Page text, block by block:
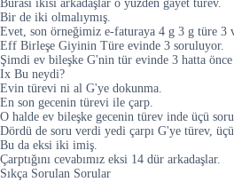
Burası ikisi arkadaşlar o yüzden gayet türev.
Bir de iki olmalıymış.
Evet, son örneğimiz e-faturaya 4 g 3 g türe 3
Eff Birleşe Giyinin Türe evinde 3 soruluyor.
Şimdi ev bileşke G'nin tür evinde 3 hatta
Ix Bu neydi?
Evin türevi ni al G'ye dokunma.
En son gecenin türevi ile çarp.
O halde ev bileşke gecenin türev inde üçü
Dördü de soru verdi yedi çarpı G'ye türev,
Bu da eksi iki imiş.
Çarptığını cevabımız eksi 14 dür arkadaşlar.
Sıkça Sorulan Sorular